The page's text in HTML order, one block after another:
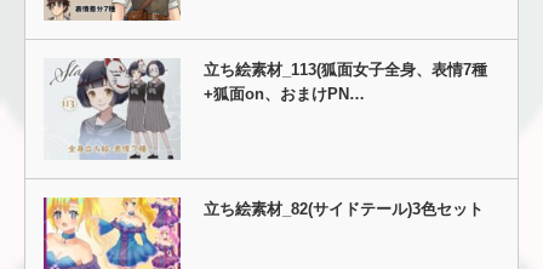
立ち絵素材_113(狐面女子全身、表情7種
+狐面on、おまけPN…
立ち絵素材_82(サイドテール)3色セット